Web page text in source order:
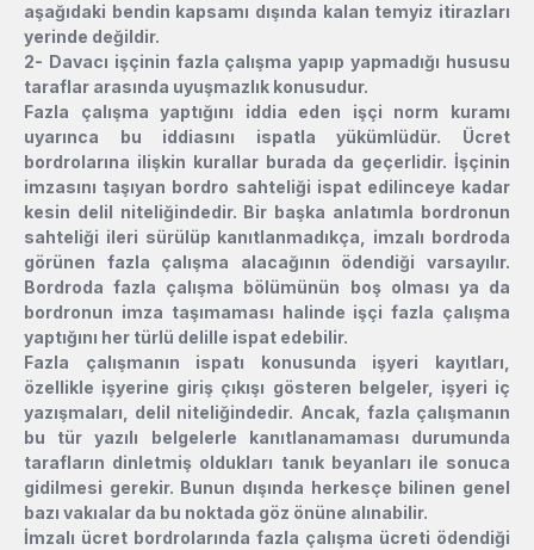
aşağıdaki bendin kapsamı dışında kalan temyiz itirazları
yerinde değildir.
2- Davacı işçinin fazla çalışma yapıp yapmadığı hususu
taraflar arasında uyuşmazlık konusudur.
Fazla çalışma yaptığını iddia eden işçi norm kuramı
uyarınca bu iddiasını ispatla yükümlüdür. Ücret
bordrolarına ilişkin kurallar burada da geçerlidir. İşçinin
imzasını taşıyan bordro sahteliği ispat edilinceye kadar
kesin delil niteliğindedir. Bir başka anlatımla bordronun
sahteliği ileri sürülüp kanıtlanmadıkça, imzalı bordroda
görünen fazla çalışma alacağının ödendiği varsayılır.
Bordroda fazla çalışma bölümünün boş olması ya da
bordronun imza taşımaması halinde işçi fazla çalışma
yaptığını her türlü delille ispat edebilir.
Fazla çalışmanın ispatı konusunda işyeri kayıtları,
özellikle işyerine giriş çıkışı gösteren belgeler, işyeri iç
yazışmaları, delil niteliğindedir. Ancak, fazla çalışmanın
bu tür yazılı belgelerle kanıtlanamaması durumunda
tarafların dinletmiş oldukları tanık beyanları ile sonuca
gidilmesi gerekir. Bunun dışında herkesçe bilinen genel
bazı vakıalar da bu noktada göz önüne alınabilir.
İmzalı ücret bordrolarında fazla çalışma ücreti ödendiği